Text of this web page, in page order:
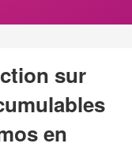
sur
en